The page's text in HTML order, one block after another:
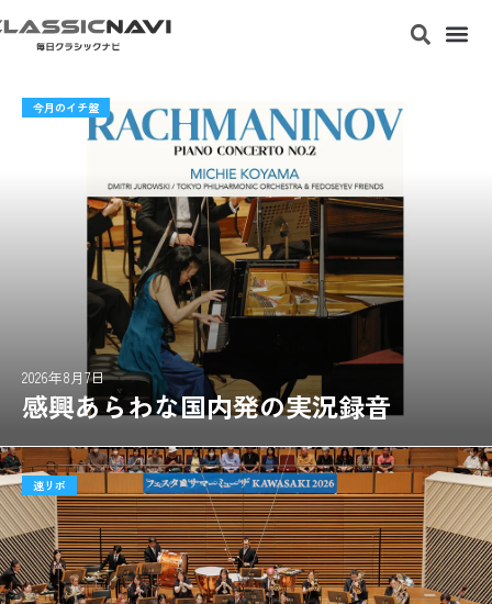
今月のイチ盤
2026年8月7日
感興あらわな国内発の実況録音
速リポ